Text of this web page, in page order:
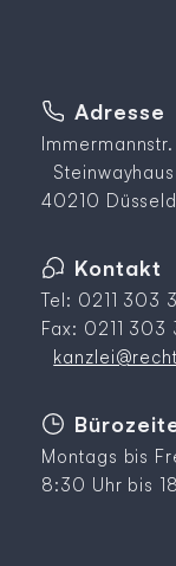
Adresse
Immermannstr.
Steinwayhaus
40210
Kontakt
Tel: 0211 303
Fax: 0211 303
Montags bis
8:30 Uhr bis